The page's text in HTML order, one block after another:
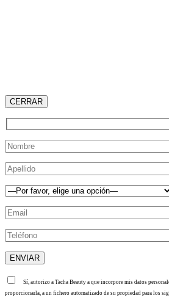
CERRAR
Sí, autorizo a Tacha Beauty a que incorpore mis datos
proporcionarla, a un fichero automatizado de su propiedad para los